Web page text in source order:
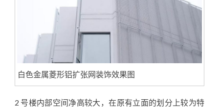
白色金属菱形铝扩张网装饰效果图
2 号楼内部空间净高较大，在原有立面的划分上较为特